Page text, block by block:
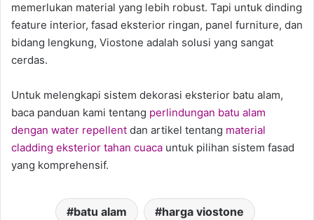
memerlukan material yang lebih robust. Tapi untuk dinding
feature interior, fasad eksterior ringan, panel furniture, dan
bidang lengkung, Viostone adalah solusi yang sangat
cerdas.
Untuk melengkapi sistem dekorasi eksterior batu alam,
baca panduan kami tentang perlindungan batu alam
dengan water repellent dan artikel tentang material
cladding eksterior tahan cuaca untuk pilihan sistem fasad
yang komprehensif.
batu alam harga viostone